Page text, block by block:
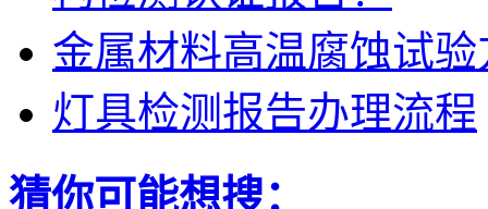
金属材料高温腐蚀试验
灯具检测报告办理流程
猜你可能想搜：